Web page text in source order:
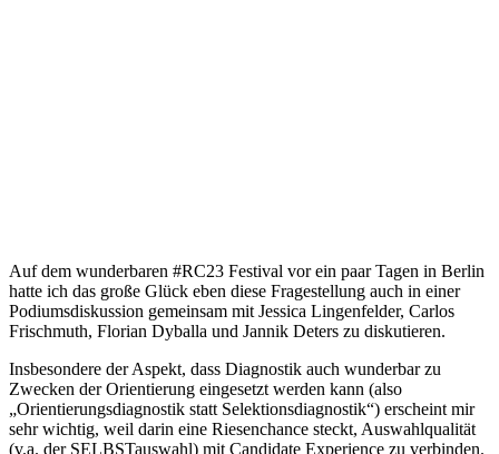
Auf dem wunderbaren #RC23 Festival vor ein paar Tagen in Berlin
hatte ich das große Glück eben diese Fragestellung auch in einer
Podiumsdiskussion gemeinsam mit Jessica Lingenfelder, Carlos
Frischmuth, Florian Dyballa und Jannik Deters zu diskutieren.
Insbesondere der Aspekt, dass Diagnostik auch wunderbar zu
Zwecken der Orientierung eingesetzt werden kann (also
„Orientierungsdiagnostik statt Selektionsdiagnostik“) erscheint mir
sehr wichtig, weil darin eine Riesenchance steckt, Auswahlqualität
(v.a. der SELBSTauswahl) mit Candidate Experience zu verbinden.